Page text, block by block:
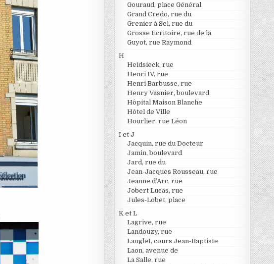
Gouraud, place Général
Grand Credo, rue du
Grenier à Sel, rue du
Grosse Ecritoire, rue de la
Guyot, rue Raymond
H
Heidsieck, rue
Henri IV, rue
Henri Barbusse, rue
Henry Vasnier, boulevard
Hôpital Maison Blanche
Hôtel de Ville
Hourlier, rue Léon
I et J
Jacquin, rue du Docteur
Jamin, boulevard
Jard, rue du
Jean-Jacques Rousseau, rue
Jeanne d’Arc, rue
Jobert Lucas, rue
Jules-Lobet, place
K et L
Lagrive, rue
Landouzy, rue
Langlet, cours Jean-Baptiste
Laon, avenue de
La Salle, rue